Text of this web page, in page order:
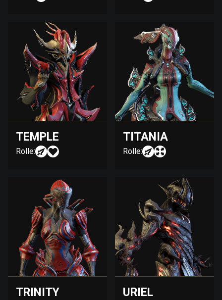
TEMPLE
Rolle:
TITANIA
Rolle:
TRINITY URIEL